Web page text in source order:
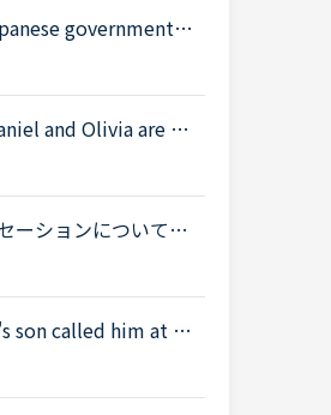
businesses hit
and Olivia are di
are thinking abou
ーションについて質
asked me how yo
son called him at hi
my son say?&qu